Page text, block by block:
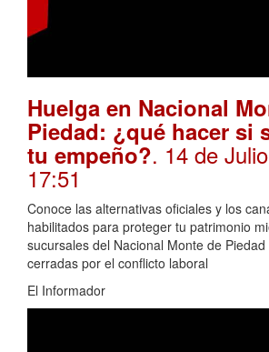
Huelga en Nacional
Piedad: ¿qué hacer si
tu empeño?. 14 de
17:51
Conoce las alternativas oficiales y los
habilitados para proteger tu patrimonio
sucursales del Nacional Monte de
cerradas por el conflicto laboral
El Informador